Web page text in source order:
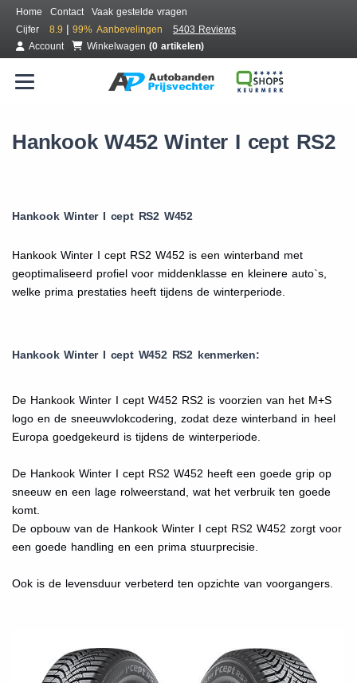
Home Contact
Vaak gestelde vragen
Cijfer
8.9 | 99% Aanbevelingen
5403 Reviews
Account
Winkelwagen (0 artikelen)
Hankook W452 Winter I cept RS2
Hankook Winter I cept RS2 W452
Hankook Winter I cept RS2 W452 is een winterband met
geoptimaliseerd profiel voor middenklasse en kleinere auto`s,
welke prima prestaties heeft tijdens de winterperiode.
Hankook Winter I cept W452 RS2 kenmerken:
De Hankook Winter I cept W452 RS2 is voorzien van het M+S
logo en de sneeuwvlokcodering, zodat deze winterband in heel
Europa goedgekeurd is tijdens de winterperiode.
De Hankook Winter I cept RS2 W452 heeft een goede grip op
sneeuw en een lage rolweerstand, wat het verbruik ten goede
komt.
De opbouw van de Hankook Winter I cept RS2 W452 zorgt voor
een goede handling en een prima stuurprecisie.
Ook is de levensduur verbeterd ten opzichte van voorgangers.